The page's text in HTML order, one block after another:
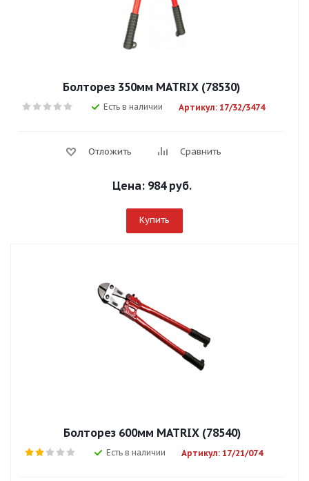
Болторез 350мм MATRIX (78530)
Есть в наличии Артикул: 17/32/3474
Отложить Сравнить
Цена: 984 руб.
Купить
Болторез 600мм MATRIX (78540)
Есть в наличии Артикул: 17/21/074